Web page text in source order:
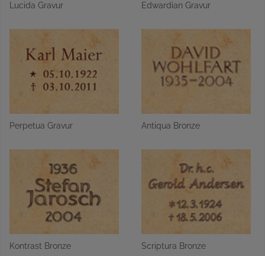
Lucida Gravur Edwardian Gravur
Perpetua Gravur Antiqua Bronze
Kontrast Bronze Scriptura Bronze